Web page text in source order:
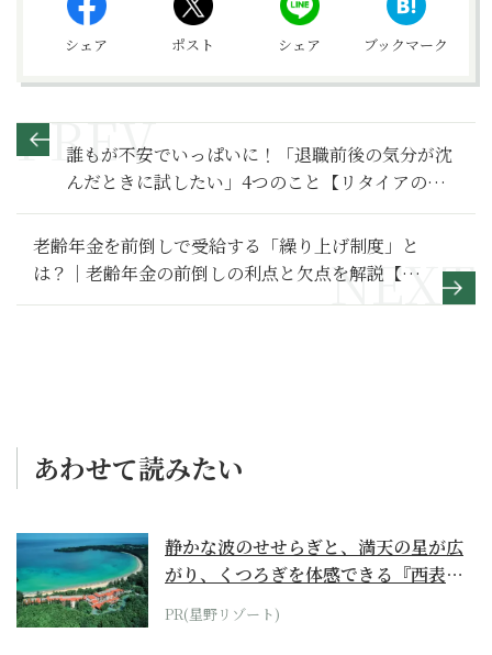
シェア ポスト シェア ブックマーク
誰もが不安でいっぱいに！「退職前後の気分が沈
んだときに試したい」4つのこと【リタイアの心
理学】
老齢年金を前倒しで受給する「繰り上げ制度」と
は？｜老齢年金の前倒しの利点と欠点を解説【プ
ロから学ぶマネー講座】
あわせて読みたい
静かな波のせせらぎと、満天の星が広
がり、くつろぎを体感できる『西表島
ホテル by...
PR(星野リゾート)